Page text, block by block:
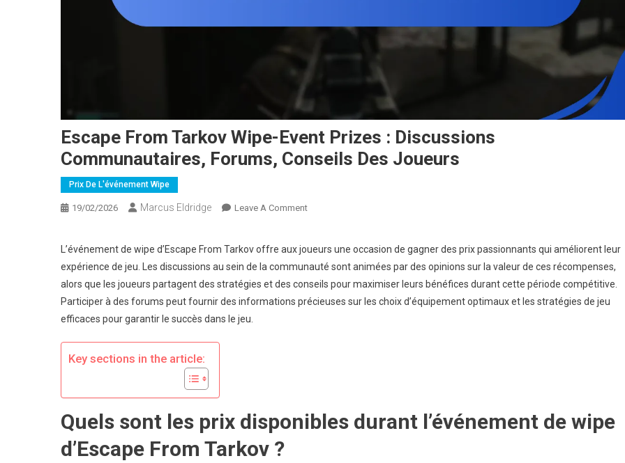
Escape From Tarkov Wipe-Event Prizes : Discussions
Communautaires, Forums, Conseils Des Joueurs
Prix De L'événement Wipe
19/02/2026 Marcus Eldridge Leave A CommentOn
Tarkov
Wipe-
Event
Prizes
Joueurs
L’événement de wipe d’Escape From Tarkov offre aux joueurs une occasion de gagner des prix passionnants qui améliorent leur
expérience de jeu. Les discussions au sein de la communauté sont animées par des opinions sur la valeur de ces récompenses,
alors que les joueurs partagent des stratégies et des conseils pour maximiser leurs bénéfices durant cette période compétitive.
Participer à des forums peut fournir des informations précieuses sur les choix d’équipement optimaux et les stratégies de jeu
efficaces pour garantir le succès dans le jeu.
Key sections in the article:
Quels sont les prix disponibles durant l’événement de wipe
d’Escape From Tarkov ?